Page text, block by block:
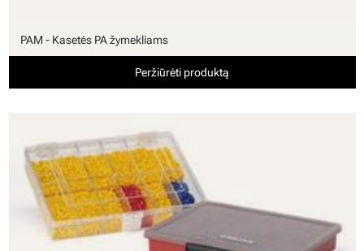
PAM - Kasetės PA žymekliams
Peržiūrėti produktą